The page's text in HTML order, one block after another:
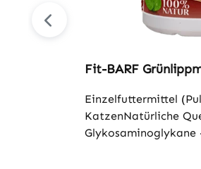
Fit-BARF
Einzelfuttermittel
KatzenNatürliche
Glykosaminoglykane